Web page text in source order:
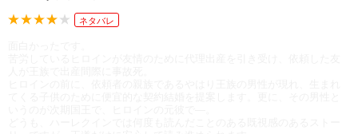
ネタバレ